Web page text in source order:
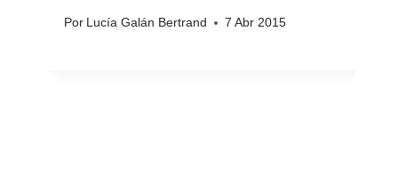
Por Lucía Galán Bertrand 7 Abr 2015